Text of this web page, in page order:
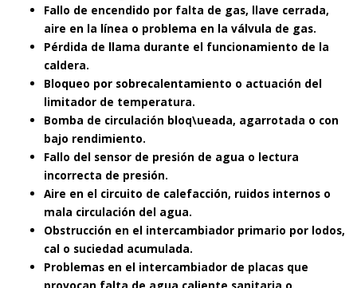
Fallo de encendido por falta de gas, llave cerrada,
aire en la línea o problema en la válvula de gas.
Pérdida de llama durante el funcionamiento de la
caldera.
Bloqueo por sobrecalentamiento o actuación del
limitador de temperatura.
Bomba de circulación bloq\ueada, agarrotada o con
bajo rendimiento.
Fallo del sensor de presión de agua o lectura
incorrecta de presión.
Aire en el circuito de calefacción, ruidos internos o
mala circulación del agua.
Obstrucción en el intercambiador primario por lodos,
cal o suciedad acumulada.
Problemas en el intercambiador de placas que